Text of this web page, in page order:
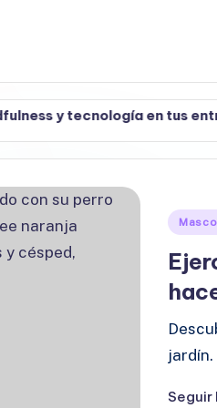
y tecnología en tus
y tecnología en tus
Seguir